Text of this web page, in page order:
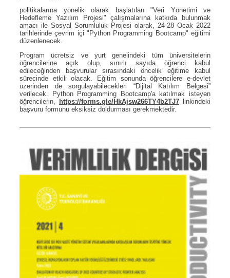
politikalarına yönelik olarak başlatılan "Veri Yönetimi ve
Hedefleme Yazılım Projesi" çalışmalarına katkıda bulunmak
amacı ile Sosyal Sorumluluk Projesi olarak, 24-28 Ocak 2022
tarihlerinde çevrim içi "Python Programming Bootcamp" eğitimi
düzenlenecek.
Program ücretsiz ve yurt genelindeki tüm üniversitelerin
öğrencilerine açık olup, sınırlı sayıda öğrenci kabul
edileceğinden başvurular sırasındaki öncelik eğitime kabul
sürecinde etkili olacak. Eğitim sonunda öğrencilere e-devlet
üzerinden de sorgulayabilecekleri “Dijital Katılım Belgesi”
verilecek. Python Programming Bootcamp'a katılmak isteyen
öğrencilerin,
https://forms.gle/HkAjsw266TY4b2TJ7 linkindeki
başvuru formunu eksiksiz doldurması gerekmektedir.